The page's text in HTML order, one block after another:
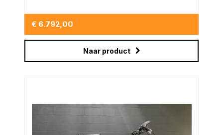
€ 6.792,00
Naar product